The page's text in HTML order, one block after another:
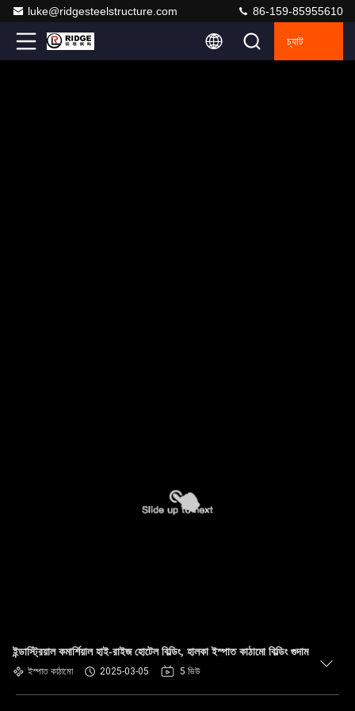
luke@ridgesteelstructure.com 86-159-85955610
চ্যাট
ইন্ডাস্ট্রিয়াল কমার্শিয়াল হাই-রাইজ হোটেল বিল্ডিং, হালকা ইস্পাত কাঠামো বিল্ডিং গুদাম
ইস্পাত কাঠামো 2025-03-05 5 ভিউ